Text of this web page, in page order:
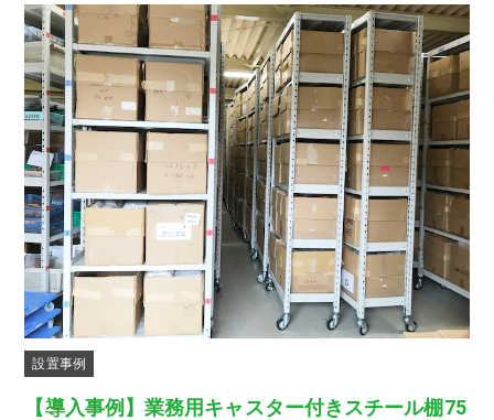
設置事例
【導入事例】業務用キャスター付きスチール棚75